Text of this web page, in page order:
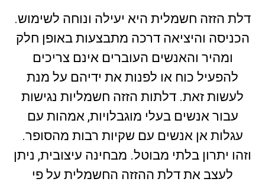
דלת הזזה חשמלית היא יעילה ונוחה לשימוש.
הכניסה והיציאה דרכה מתבצעות באופן חלק
ומהיר והאנשים העוברים אינם צריכים
להפעיל כוח או לפנות את ידיהם על מנת
לעשות זאת. דלתות הזזה חשמליות נגישות
עבור אנשים בעלי מוגבלויות, אמהות עם
עגלות אן אנשים עם שקיות רבות מהסופר.
וזהו יתרון בלתי מבוטל. מבחינה עיצובית, ניתן
לעצב את דלת ההזזה החשמלית על פי